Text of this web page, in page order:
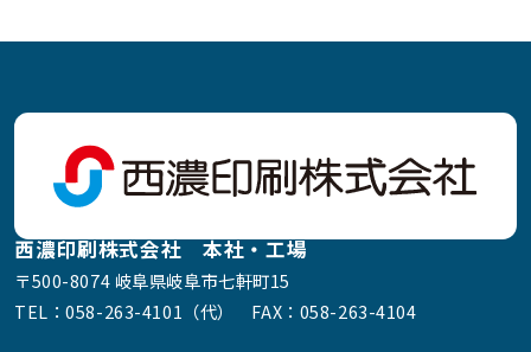
西濃印刷株式会社 本社・工場
〒500-8074 岐阜県岐阜市七軒町15
TEL：058-263-4101（代） FAX：058-263-4104